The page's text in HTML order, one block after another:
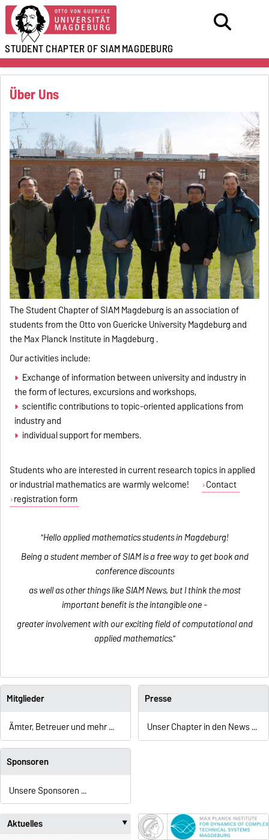
STUDENT CHAPTER OF SIAMMAGDEBURG
Über Uns
The Student Chapter of SIAM Magdeburg is an association of
students from the Otto von Guericke University Magdeburg and
the Max Planck Institute in Magdeburg.
Our activities include:
Exchange of information between university and industry in
the form of lectures, excursions and workshops,
scientific contributions to topic-oriented applications from
industry and
individual support for members.
Students who are interested in current research topics in applied
or industrial mathematics are warmly welcome!
Contact
registration form
"Hello applied mathematics students in Magdeburg!
Being a student member of SIAM is a free way to get book and
conference discounts
as well as other things like SIAM News, but I think the most
important benefit is the intangible one -
greater involvement with our exciting field of computational and
applied mathematics."
Mitglieder
Ämter, Betreuer und mehr ...
Presse
Unser Chapter in den News ...
Sponsoren
Unsere Sponsoren ...
Aktuelles ‣